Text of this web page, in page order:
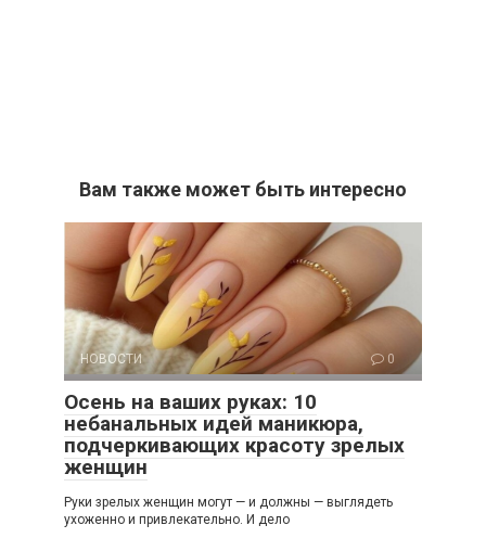
Вам также может быть интересно
НОВОСТИ 0
Осень на ваших руках: 10
небанальных идей маникюра,
подчеркивающих красоту зрелых
женщин
Руки зрелых женщин могут — и должны — выглядеть
ухоженно и привлекательно. И дело